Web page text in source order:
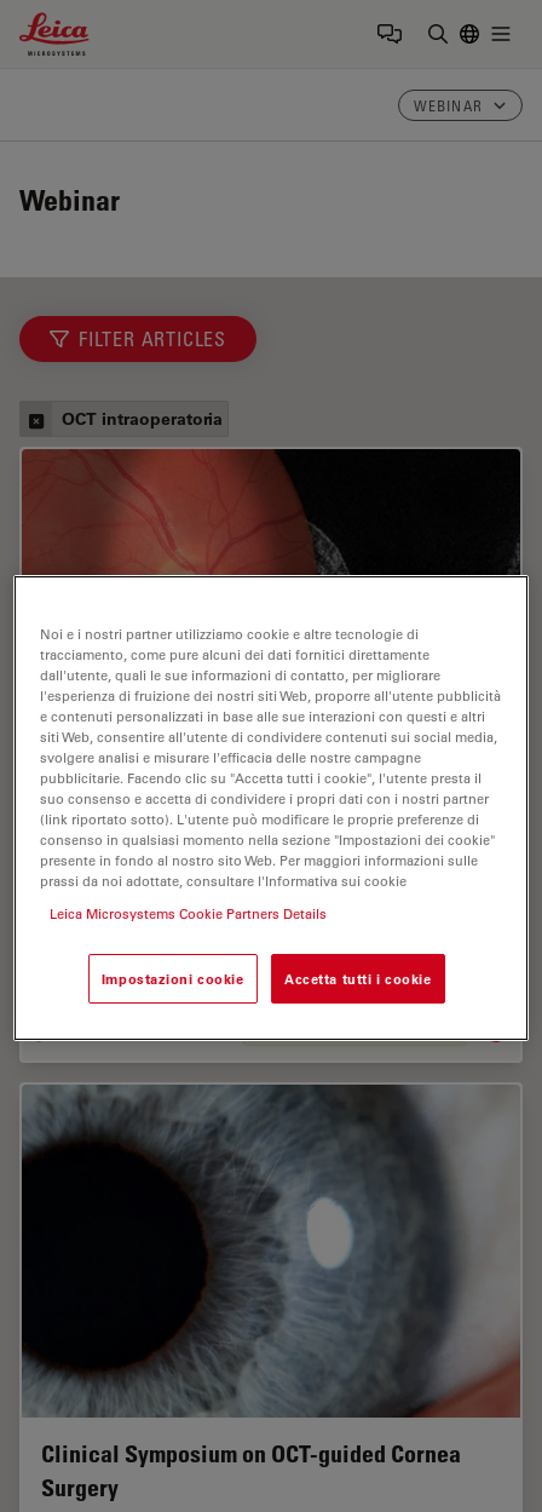
Leica Microsystems Logo
WEBINAR
Webinar
FILTER ARTICLES
OCT intraoperatoria
Clinical Symposium on OCT-Guided Retina
Surgery
Centre and Dr. Català from Sant Joan de Déu Barcelona
Children’s Hospital share their expertise on retinal
surgery with intraoperative OCT from…
Clinical Symposium on OCT-guided Cornea
Surgery
Noi e i nostri partner utilizziamo cookie e altre tecnologie di
tracciamento, come pure alcuni dei dati fornitici direttamente
dall'utente, quali le sue informazioni di contatto, per migliorare
l'esperienza di fruizione dei nostri siti Web, proporre all'utente pubblicità
e contenuti personalizzati in base alle sue interazioni con questi e altri
siti Web, consentire all'utente di condividere contenuti sui social media,
svolgere analisi e misurare l'efficacia delle nostre campagne
pubblicitarie. Facendo clic su "Accetta tutti i cookie", l'utente presta il
suo consenso e accetta di condividere i propri dati con i nostri partner
(link riportato sotto). L'utente può modificare le proprie preferenze di
consenso in qualsiasi momento nella sezione "Impostazioni dei cookie"
presente in fondo al nostro sito Web. Per maggiori informazioni sulle
prassi da noi adottate, consultare l'Informativa sui cookie
Leica Microsystems Cookie Partners Details
Impostazioni cookie Accetta tutti i cookie